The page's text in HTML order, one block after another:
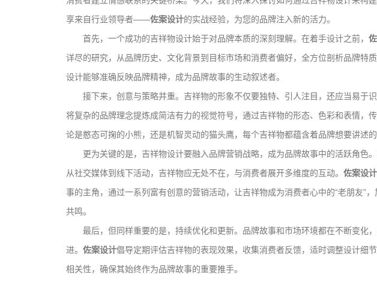
享来自行业领导者——佐案设计的实战经验，为您的品牌注入新的活力。
首先，一个成功的吉祥物设计始于对品牌本质的深刻理解。在着手设计之前，
详尽的研究，从品牌历史、文化背景到目标市场和消费者偏好，全方位剖析品牌特
设计能够准确反映品牌精神，成为品牌故事的生动叙述者。
接下来，创意与策略并重。吉祥物的形象不仅要独特、引人注目，还应当易于识
将复杂的品牌理念提炼成简洁有力的视觉符号，通过吉祥物的形态、色彩和表情，
论是憨态可掬的小熊，还是机智灵动的猫头鹰，每个吉祥物都蕴含着品牌想要讲述的
更为关键的是，吉祥物设计要融入品牌营销战略，成为品牌故事中的活跃角色
从社交媒体到线下活动，吉祥物应无处不在，与消费者展开多维度的互动。 佐案设计
事的主角，通过一系列富有创意的营销活动，让吉祥物成为消费者心中的“老朋友”
共鸣。
最后，但同样重要的是，持续优化和更新。品牌故事和市场环境都在不断变化
进。 佐案设计倡导定期评估吉祥物的表现效果，收集消费者反馈，适时调整设计细
相关性，确保其始终作为品牌故事的重要推手。